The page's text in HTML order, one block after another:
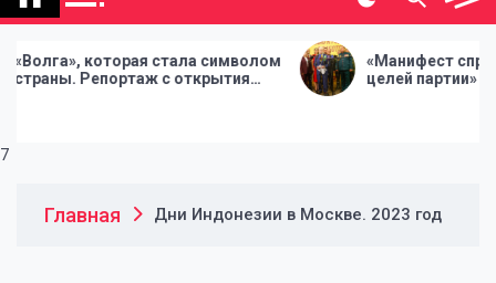
политической газеты
"Народная инициатива"
стала символом
с открытия
«Манифест справедливости.
целей партии» – делегаты
СР приняли Предвыборную
7
Главная Дни Индонезии в Москве. 2023 год